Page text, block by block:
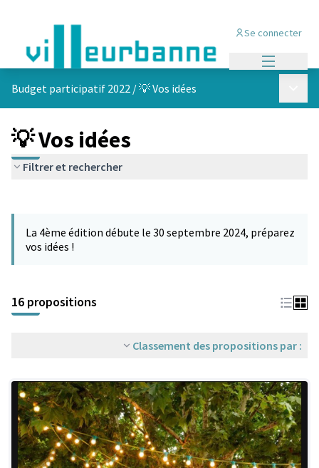
Se connecter
Budget participatif 2022 /💡 Vos idées
💡 Vos idées
Filtrer et rechercher
−
La 4ème édition débute le 30 septembre 2024, préparez
vos idées !
16 propositions
Classement des propositions par :